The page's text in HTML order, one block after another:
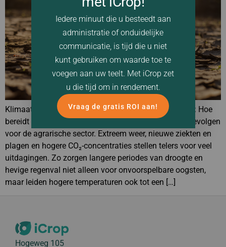
Klimaatverandering en de toekomst van de landbouw: Hoe
bereidt u zich voor? Klimaatverandering heeft grote gevolgen
voor de agrarische sector. Extreem weer, nieuwe ziekten en
plagen en hogere CO₂-concentraties stellen telers voor veel
uitdagingen. Zo zorgen langere periodes van droogte en
hevige regenval niet alleen voor onvoorspelbare oogsten,
maar leiden hogere temperaturen ook tot een […]
Hogeweg 105
Iedere minuut die u besteedt aan
administratie of onduidelijke
communicatie, is tijd die u niet
kunt gebruiken om waarde toe te
voegen aan uw teelt. Met iCrop zet
u die tijd om in rendement.
Vraag de gratis ROI aan!